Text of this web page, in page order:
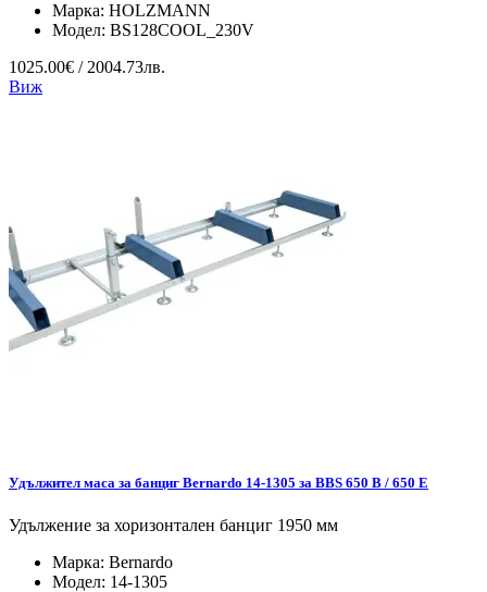
Марка: HOLZMANN
Модел: BS128COOL_230V
1025.00€ / 2004.73лв.
Виж
Удължител маса за банциг Bernardo 14-1305 за BBS 650 B / 650 E
Удължение за хоризонтален банциг 1950 мм
Марка: Bernardo
Модел: 14-1305